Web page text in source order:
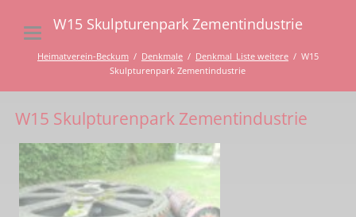
W15 Skulpturenpark Zementindustrie
Heimatverein-Beckum Denkmale Denkmal_Liste weitere
W15
Skulpturenpark Zementindustrie
W15 Skulpturenpark Zementindustrie